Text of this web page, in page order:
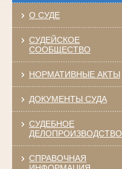
О СУДЕ
СУДЕЙСКОЕ
СООБЩЕСТВО
НОРМАТИВНЫЕ АКТЫ
ДОКУМЕНТЫ СУДА
СУДЕБНОЕ
ДЕЛОПРОИЗВОДСТВО
СПРАВОЧНАЯ